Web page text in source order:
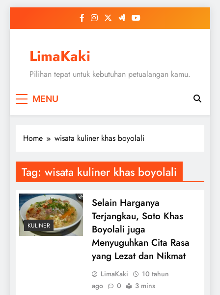
LimaKaki
Pilihan tepat untuk kebutuhan petualangan kamu.
MENU
Home wisata kuliner khas boyolali
Tag: wisata kuliner khas boyolali
KULINER
Selain Harganya
Terjangkau, Soto Khas
Boyolali juga
Menyuguhkan Cita Rasa
yang Lezat dan Nikmat
LimaKaki
10 tahun
ago
0 3 mins